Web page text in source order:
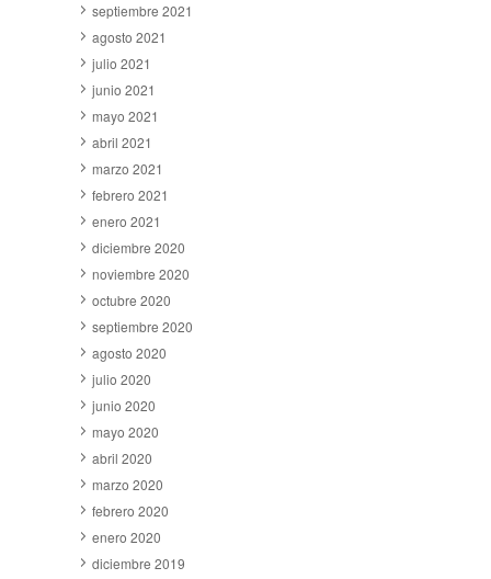
septiembre 2021
agosto 2021
julio 2021
junio 2021
mayo 2021
abril 2021
marzo 2021
febrero 2021
enero 2021
diciembre 2020
noviembre 2020
octubre 2020
septiembre 2020
agosto 2020
julio 2020
junio 2020
mayo 2020
abril 2020
marzo 2020
febrero 2020
enero 2020
diciembre 2019